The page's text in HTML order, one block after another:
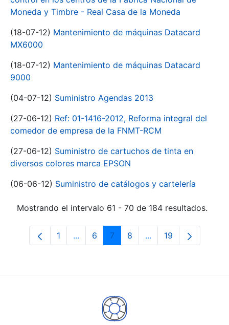
Moneda y Timbre - Real Casa de la Moneda
(18-07-12) Mantenimiento de máquinas Datacard
MX6000
(18-07-12) Mantenimiento de máquinas Datacard
9000
(04-07-12) Suministro Agendas 2013
(27-06-12) Ref: 01-1416-2012, Reforma integral del
comedor de empresa de la FNMT-RCM
(27-06-12) Suministro de cartuchos de tinta en
diversos colores marca EPSON
(06-06-12) Suministro de catálogos y cartelería
Mostrando el intervalo 61 - 70 de 184 resultados.
Página
1 ...Páginas intermedias Use TAB para
Página
6 Página
7 Página
8 ...Páginas intermedias
Página
19